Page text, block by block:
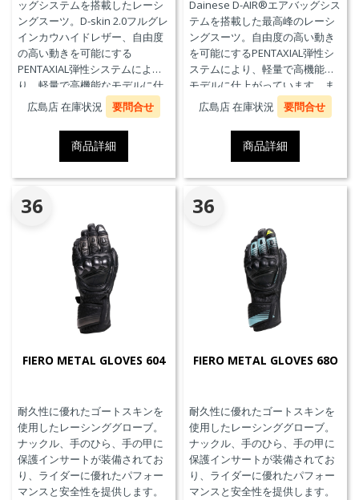
ッグシステムを搭載したレーシ
ングスーツ。D-skin 2.0フルグレ
インカウハイドレザー、自由度
の高い動きを可能にする
PENTAXIAL弾性システムによ
り、軽量で高機能なモデルに仕
上がっています。また、エアバ
ッグ本体が最大3回の起爆まで繰
り返し利用可能なTriple-
Activation D-air®Racing エアバ
ッグを搭載しています。※別途
ジェネレーター(ガス発生器本体)
の交換が必要です。
広島店 在庫状況 要問合せ
商品詳細
Dainese D-AIR®エアバッグシス
テムを搭載した最高峰のレーシ
ングスーツ。自由度の高い動き
を可能にするPENTAXIAL弾性シ
ステムにより、軽量で高機能な
モデルに仕上がっています。ま
た、エアバッグ本体が最大3回の
起爆まで繰り返し利用可能な
Triple-Activation D-air®Racing
エアバッグを搭載しています。
※別途ジェネレーター(ガス発生
器本体)の交換が必要です。MFJ
公認モデル。
広島店 在庫状況 要問合せ
商品詳細
36
FIERO METAL GLOVES 604
耐久性に優れたゴートスキンを
使用したレーシンググローブ。
ナックル、手のひら、手の甲に
保護インサートが装備されてお
り、ライダーに優れたパフォー
マンスと安全性を提供します。
36
FIERO METAL GLOVES 68O
耐久性に優れたゴートスキンを
使用したレーシンググローブ。
ナックル、手のひら、手の甲に
保護インサートが装備されてお
り、ライダーに優れたパフォー
マンスと安全性を提供します。